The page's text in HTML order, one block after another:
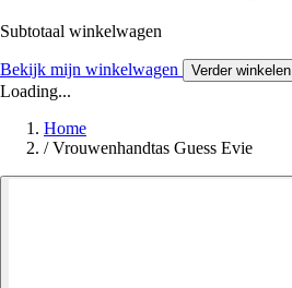
Subtotaal winkelwagen
Bekijk mijn winkelwagen Verder winkelen
Loading...
Home
/ Vrouwenhandtas Guess Evie